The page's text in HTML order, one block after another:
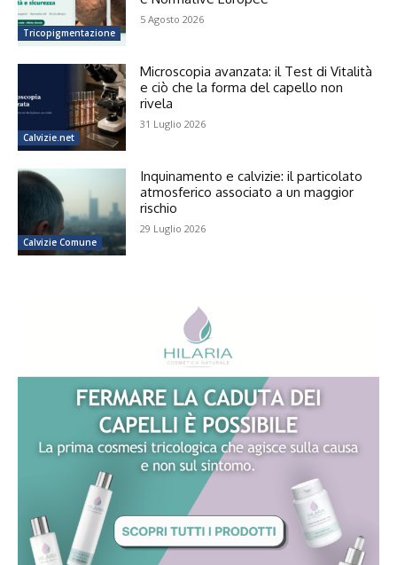
Tricopigmentazione
5 Agosto 2026
Calvizie.net
Microscopia avanzata: il Test di Vitalità
e ciò che la forma del capello non
rivela
31 Luglio 2026
Calvizie Comune
Inquinamento e calvizie: il particolato
atmosferico associato a un maggior
rischio
29 Luglio 2026